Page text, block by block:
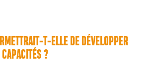
T-ELLE DE DÉVELOPPER
CAPACITÉS ?